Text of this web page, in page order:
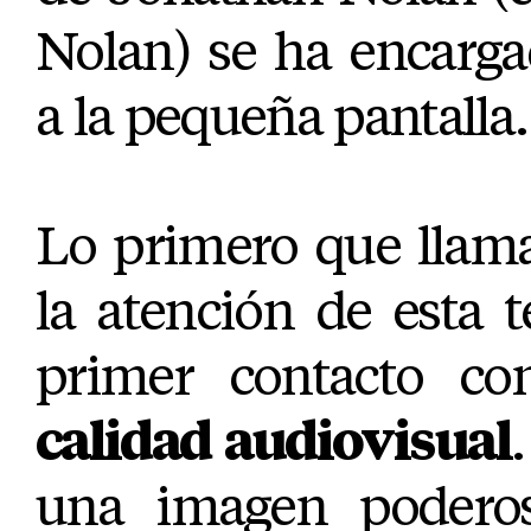
Nolan) se ha
a la pequeña pantalla.
Lo primero que
la atención de esta
primer contacto
calidad audiovisual
una imagen